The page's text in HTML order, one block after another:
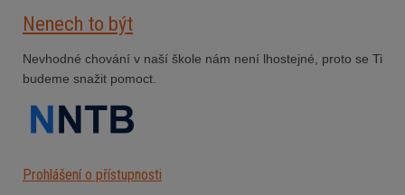
Nenech to být
Nevhodné chování v naší škole nám není lhostejné, proto se Ti
budeme snažit pomoct.
Prohlášení o přístupnosti